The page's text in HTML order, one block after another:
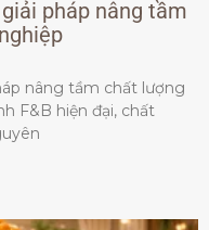
pháp nâng tầm
nâng tầm chất lượng
F&B hiện đại, chất